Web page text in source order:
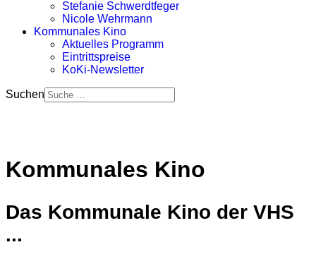
Stefanie Schwerdtfeger
Nicole Wehrmann
Kommunales Kino
Aktuelles Programm
Eintrittspreise
KoKi-Newsletter
Suchen
Kommunales Kino
Das Kommunale Kino der VHS
...